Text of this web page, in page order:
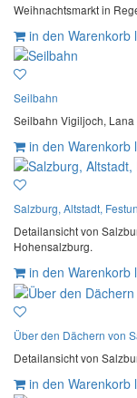
Weihnachtsmarkt in
in den Warenkorb
Seilbahn
Seilbahn Vigiljoch,
in den Warenkorb
Salzburg, Altstadt,
Detailansicht von
Hohensalzburg.
in den Warenkorb
Über den Dächern von
Detailansicht von
in den Warenkorb